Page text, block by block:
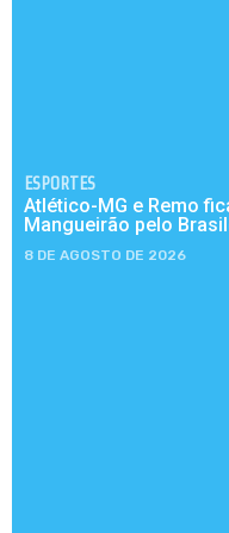
ESPORTES
Atlético-MG e Remo
Mangueirão pelo
8 DE AGOSTO DE 2026